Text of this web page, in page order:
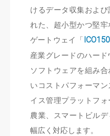
けるデータ収集およ
れた、超小型かつ堅
ゲートウェイ「 ICO150
産業グレードのハード
ソフトウェアを組み
いコストパフォーマ
イス管理プラットフォ
農業、スマートビル
幅広く対応します。